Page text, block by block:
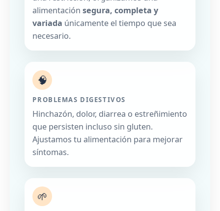
alimentaciónsegura, completa y
variada únicamente el tiempo que sea
necesario.
🧠
PROBLEMAS DIGESTIVOS
Hinchazón, dolor, diarrea o estreñimiento
que persisten incluso sin gluten.
Ajustamos tu alimentación para mejorar
síntomas.
🌱